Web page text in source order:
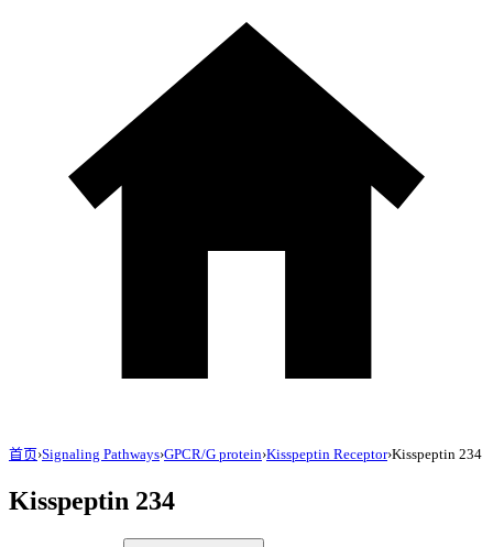
首页›Signaling Pathways›GPCR/G protein›Kisspeptin Receptor›Kisspeptin 234
Kisspeptin 234